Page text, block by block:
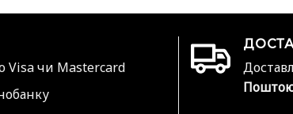
Visa чи Mastercard